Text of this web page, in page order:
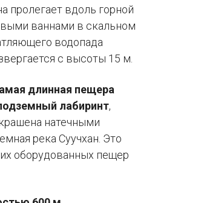
пролегает вдоль горной
ваннами в скальном
водопада
с высоты 15 м.
длинная пещера
лабиринт,
натечными
река Суучхан. Это
оборудованных пещер